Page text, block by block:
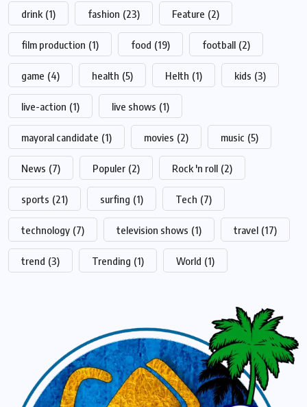
drink (1) fashion (23) Feature (2)
film production (1) food (19) football (2)
game (4) health (5) Helth (1) kids (3)
live-action (1) live shows (1)
mayoral candidate (1) movies (2) music (5)
News (7) Populer (2) Rock 'n roll (2)
sports (21) surfing (1) Tech (7)
technology (7) television shows (1) travel (17)
trend (3) Trending (1) World (1)